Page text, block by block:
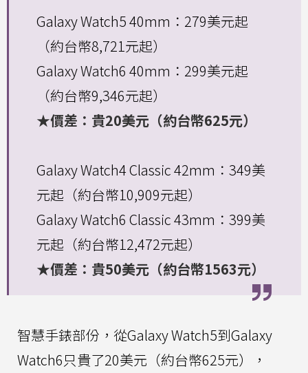
Galaxy Watch5 40mm：279美元起
（約台幣8,721元起）
Galaxy Watch6 40mm：299美元起
（約台幣9,346元起）
★價差：貴20美元（約台幣625元）
Galaxy Watch4 Classic 42mm：349美
元起（約台幣10,909元起）
Galaxy Watch6 Classic 43mm：399美
元起（約台幣12,472元起）
★價差：貴50美元（約台幣1563元）
智慧手錶部份，從Galaxy Watch5到Galaxy
Watch6只貴了20美元（約台幣625元），